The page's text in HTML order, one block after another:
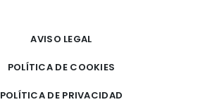
AVISO LEGAL
POLÍTICA DE COOKIES
POLÍTICA DE PRIVACIDAD